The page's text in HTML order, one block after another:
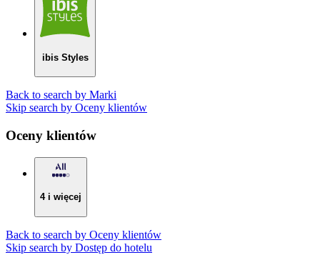
ibis Styles
Back to search by Marki
Skip search by Oceny klientów
Oceny klientów
4 i więcej
Back to search by Oceny klientów
Skip search by Dostęp do hotelu